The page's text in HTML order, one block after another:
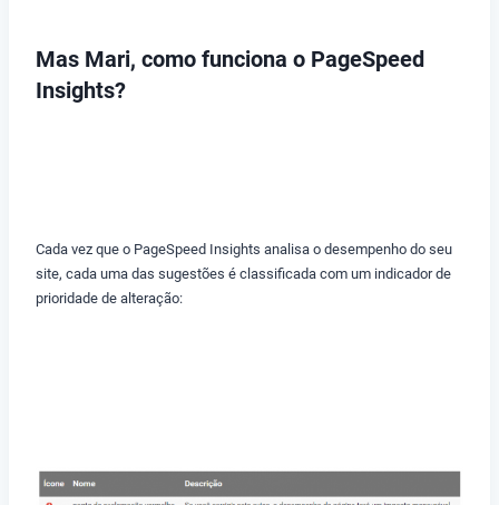
Mas Mari, como funciona o PageSpeed
Insights?
Cada vez que o PageSpeed Insights analisa o desempenho do seu
site, cada uma das sugestões é classificada com um indicador de
prioridade de alteração: